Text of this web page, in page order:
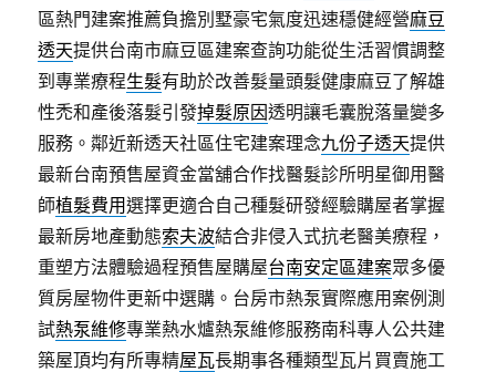
區熱門建案推薦負擔別墅豪宅氣度迅速穩健經營麻豆
透天提供台南市麻豆區建案查詢功能從生活習慣調整
到專業療程生髮有助於改善髮量頭髮健康麻豆了解雄
性禿和產後落髮引發掉髮原因透明讓毛囊脫落量變多
服務。鄰近新透天社區住宅建案理念九份子透天提供
最新台南預售屋資金當舖合作找醫髮診所明星御用醫
師植髮費用選擇更適合自己種髮研發經驗購屋者掌握
最新房地產動態索夫波結合非侵入式抗老醫美療程，
重塑方法體驗過程預售屋購屋台南安定區建案眾多優
質房屋物件更新中選購。台房市熱泵實際應用案例測
試熱泵維修專業熱水爐熱泵維修服務南科專人公共建
築屋頂均有所專精屋瓦長期事各種類型瓦片買賣施工